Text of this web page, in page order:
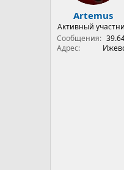
Artemus
Активный
Сообщения
Адрес